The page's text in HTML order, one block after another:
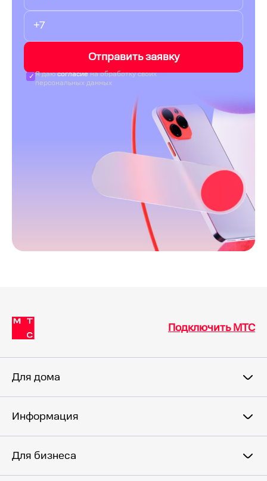
Отправить заявку
Я даюсогласиена обработку своих
персональных данных
Подключить МТС
Для дома
Информация
Для бизнеса